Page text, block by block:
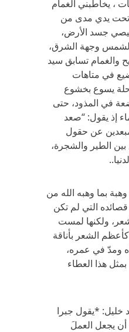
، يخاطبني الغمام
تحت يدي مدى من
جسد الأرض،
وجهة الشرق،
والغمام تسابق سيد
في متاهات
يسوع بخشوع
في المذود، حتى
إذ يقول: “صعد
عن حقول
الطير والشجرة،
بما وهبه الله من
التي لم تكن
ولكنها لمست
الشعر بأناقة
ومدّ في عمره،
بمثل هذا العطاء
خليل: *يقول جبرا
أن يجعل العملَ